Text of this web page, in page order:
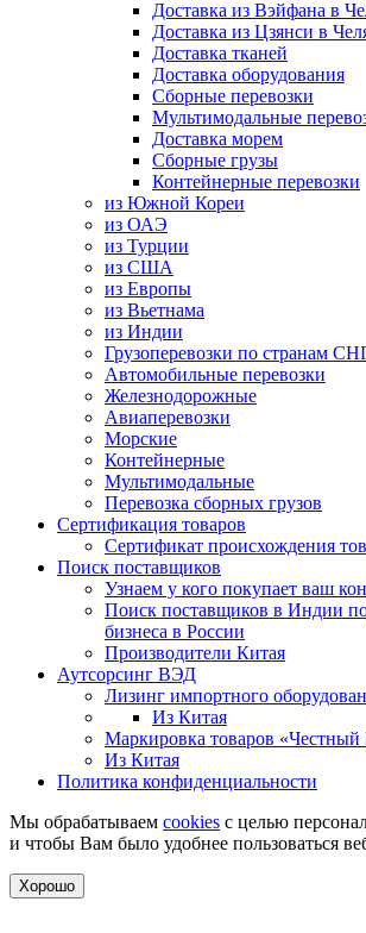
Доставка из Вэйфана в
Доставка из Цзянси в
Доставка тканей
Доставка оборудования
Сборные перевозки
Мультимодальные
Доставка морем
Сборные грузы
Контейнерные перевозки
из Южной Кореи
из ОАЭ
из Турции
из США
из Европы
из Вьетнама
из Индии
Грузоперевозки по странам
Автомобильные перевозки
Железнодорожные
Авиаперевозки
Морские
Контейнерные
Мультимодальные
Перевозка сборных грузов
Сертификация товаров
Сертификат происхождения
Поиск поставщиков
Узнаем у кого покупает ваш
Поиск поставщиков в Индии
бизнеса в России
Производители Китая
Аутсорсинг ВЭД
Лизинг импортного
Из Китая
Маркировка товаров «Честный
Из Китая
Политика конфиденциальности
Мы обрабатываем cookies с целью
и чтобы Вам было удобнее пользоваться
Хорошо